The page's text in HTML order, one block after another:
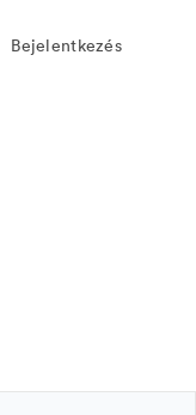
Bejelentkezés